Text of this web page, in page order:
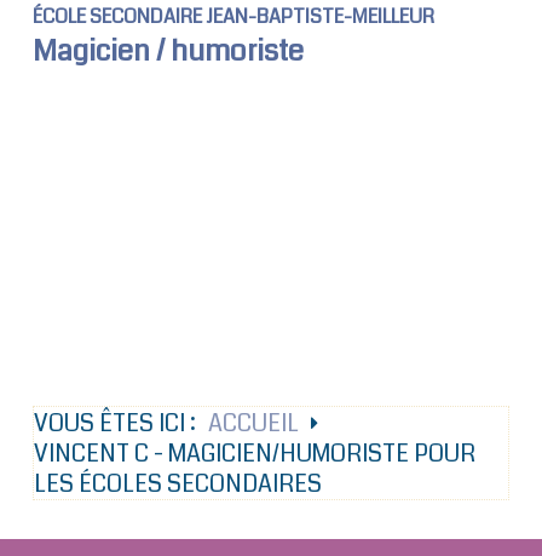
ÉCOLE SECONDAIRE JEAN-BAPTISTE-MEILLEUR
Magicien / humoriste
VOUS ÊTES ICI : ACCUEIL
VINCENT C - MAGICIEN/HUMORISTE POUR
LES ÉCOLES SECONDAIRES